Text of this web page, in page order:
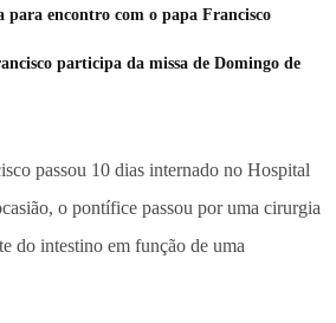
para encontro com o papa Francisco
participa da missa de Domingo de
passou 10 dias internado no Hospital
o pontífice passou por uma cirurgia
do intestino em função de uma